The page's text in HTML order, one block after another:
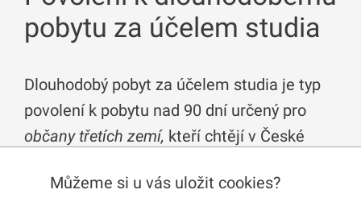
Můžeme si u vás uložit cookies?
pobytu za účelem studia
Dlouhodobý pobyt za účelem studia je typ
povolení k pobytu nad 90 dní určený pro
občany třetích zemí, kteří chtějí v České